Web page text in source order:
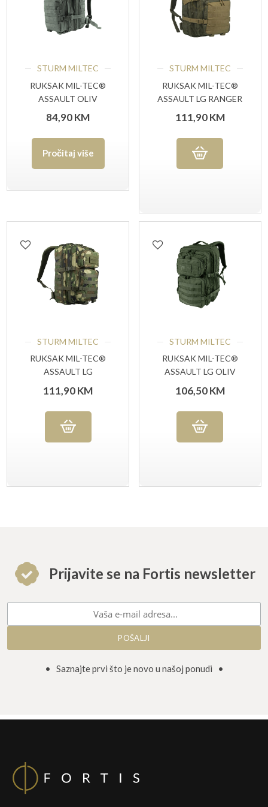
stranici
STURM MILTEC
RUKSAK MIL-TEC®
ASSAULT OLIV
84,90KM
Pročitaj više
STURM MILTEC
RUKSAK MIL-TEC®
ASSAULT LG RANGER
111,90KM
STURM MILTEC
RUKSAK MIL-TEC®
ASSAULT LG
111,90KM
STURM MILTEC
RUKSAK MIL-TEC®
ASSAULT LG OLIV
106,50KM
Prijavite se na Fortis newsletter
• Saznajte prvi što je novo u našoj ponudi •